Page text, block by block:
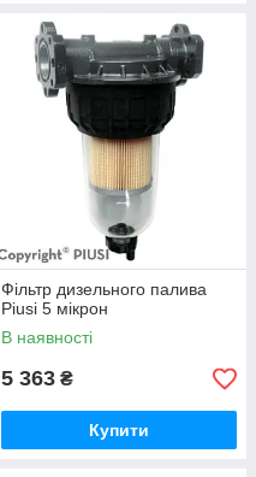
Фільтр дизельного палива
Piusi 5 мікрон
В наявності
5 363 ₴
Купити